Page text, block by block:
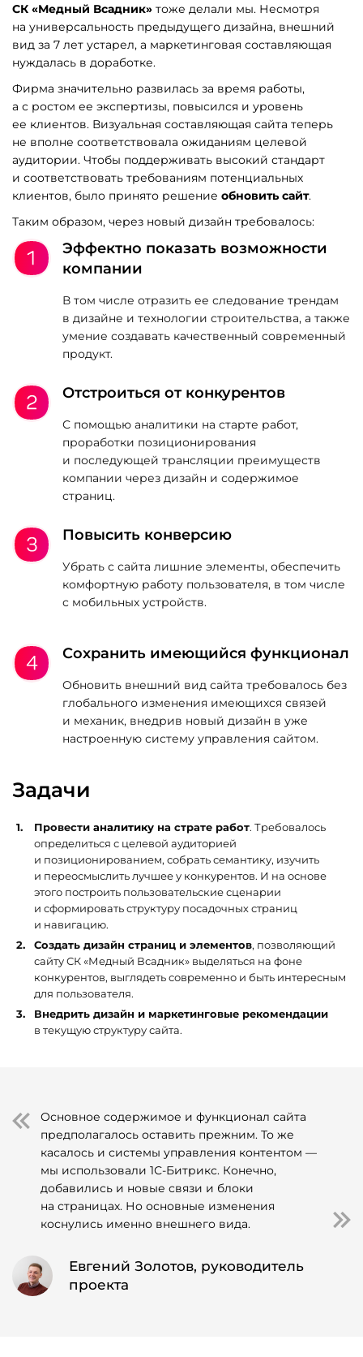
СК «Медный Всадник» тоже делали мы. Несмотря
на универсальность предыдущего дизайна, внешний
вид за 7 лет устарел, а маркетинговая составляющая
нуждалась в доработке.
Фирма значительно развилась за время работы,
а с ростом ее экспертизы, повысился и уровень
ее клиентов. Визуальная составляющая сайта теперь
не вполне соответствовала ожиданиям целевой
аудитории. Чтобы поддерживать высокий стандарт
и соответствовать требованиям потенциальных
клиентов, было принято решение обновить сайт.
Таким образом, через новый дизайн требовалось:
Эффектно показать возможности
компании
В том числе отразить ее следование трендам
в дизайне и технологии строительства, а также
умение создавать качественный современный
продукт.
Отстроиться от конкурентов
С помощью аналитики на старте работ,
проработки позиционирования
и последующей трансляции преимуществ
компании через дизайн и содержимое
страниц.
Повысить конверсию
Убрать с сайта лишние элементы, обеспечить
комфортную работу пользователя, в том числе
с мобильных устройств.
Сохранить имеющийся функционал
Обновить внешний вид сайта требовалось без
глобального изменения имеющихся связей
и механик, внедрив новый дизайн в уже
настроенную систему управления сайтом.
Задачи
Провести аналитикуна страте работ. Требовалось
определиться с целевой аудиторией
и позиционированием, собрать семантику, изучить
и переосмыслить лучшее у конкурентов. И на основе
этого построить пользовательские сценарии
и сформировать структуру посадочных страниц
и навигацию.
Создать дизайн страниц и элементов, позволяющий
сайту СК «Медный Всадник» выделяться на фоне
конкурентов, выглядеть современно и быть интересным
для пользователя.
Внедрить дизайн и маркетинговые рекомендации
в текущую структуру сайта.
Основное содержимое и функционал сайта
предполагалось оставить прежним. То же
касалось и системы управления контентом —
мы использовали 1С-Битрикс. Конечно,
добавились и новые связи и блоки
на страницах. Но основные изменения
коснулись именно внешнего вида.
Евгений Золотов, руководитель
проекта